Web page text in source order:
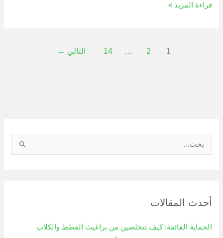
قراءة المزيد »
1
2
…
14 التالي ←
ثأحدث المقالات
الحماية الفائقة: كيف تتخلصين من براغيث القطط والكلاب